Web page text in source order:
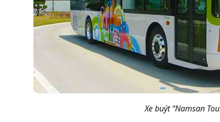
Xe buýt “Namsan